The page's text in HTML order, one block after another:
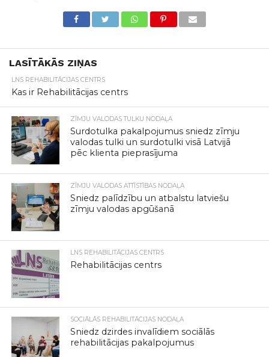
LASĪTĀKĀS ZIŅAS
LNS REHABILITĀCIJAS CENTRS
Kas ir Rehabilitācijas centrs
ZĪMJU VALODAS TULKU NODAĻA
Surdotulka pakalpojumus sniedz zīmju
valodas tulki un surdotulki visā Latvijā
pēc klienta pieprasījuma
ZĪMJU VALODAS ATTĪSTĪBAS NODAĻA
Sniedz palīdzību un atbalstu latviešu
zīmju valodas apgūšanā
LNS REHABILITĀCIJAS CENTRS
Rehabilitācijas centrs
SOCIĀLĀS REHABILITĀCIJAS NODAĻA
Sniedz dzirdes invalīdiem sociālās
rehabilitācijas pakalpojumus